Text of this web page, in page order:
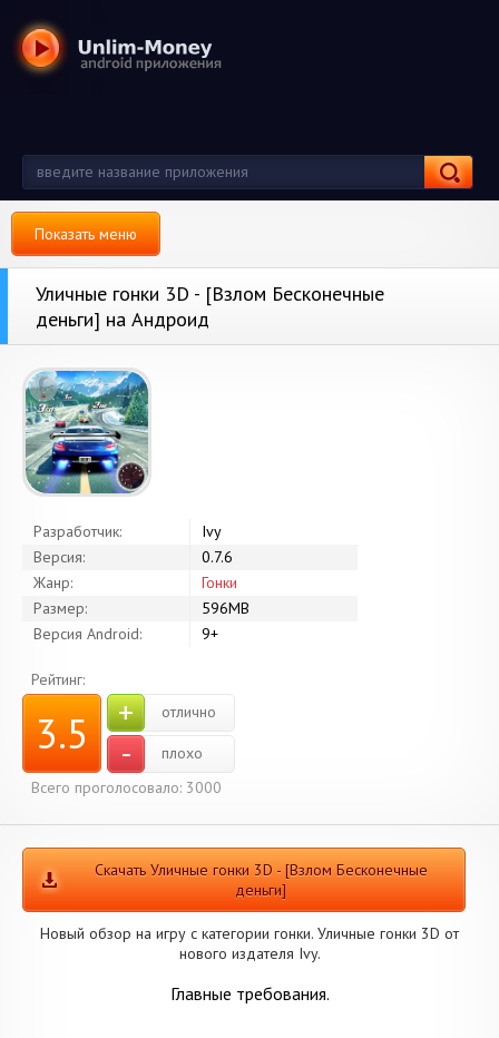
Показать меню
Уличные гонки 3D - [Взлом Бесконечные
деньги] на Андроид
Разработчик:
Ivy
Версия:
0.7.6
Жанр:
Гонки
Размер:
596MB
Версия Android:
9+
Рейтинг:
3.5 + отлично
-
плохо
Всего проголосовало: 3000
Скачать Уличные гонки 3D - [Взлом Бесконечные
деньги]
Новый обзор на игру с категории гонки. Уличные гонки 3D от
нового издателя Ivy.
Главные требования.